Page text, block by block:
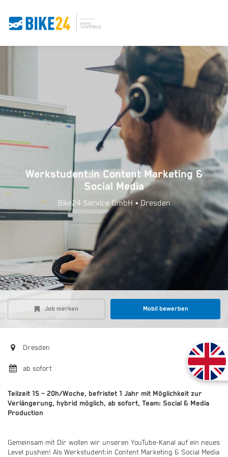
Werkstudent:in Content Marketing &
Social Media
Bike24 Service GmbH • Dresden
Job merken Mobil bewerben
Dresden
ab sofort
Teilzeit 15 – 20h/Woche, befristet 1 Jahr mit Möglichkeit zur
Verlängerung, hybrid möglich, ab sofort, Team: Social & Media
Production
Gemeinsam mit Dir wollen wir unseren YouTube-Kanal auf ein neues
Level pushen! Als Werkstudent:in Content Marketing & Social Media